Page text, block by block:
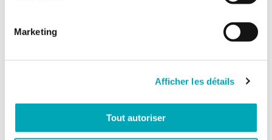
Marketing
Afficher les détails
Tout autoriser